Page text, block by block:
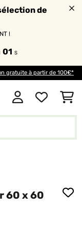
de
!
00 S
gratuite à partir de 100€*
60 x 60